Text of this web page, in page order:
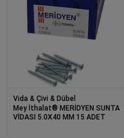
Vida & Çivi & Dübel
Mey İthalat® MERİDYEN SUNTA
VİDASI 5.0X40 MM 15 ADET